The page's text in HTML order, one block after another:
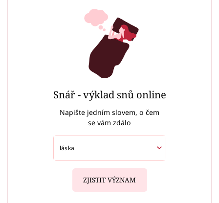
Snář - výklad snů online
Napište jedním slovem, o čem
se vám zdálo
ZJISTIT VÝZNAM